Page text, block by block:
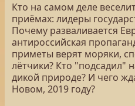
Кто на самом деле
приёмах: лидеры
Почему разваливается
антироссийская
приметы верят моряки,
лётчики? Кто "подсадил"
дикой природе? И чего
Новом, 2019 году?